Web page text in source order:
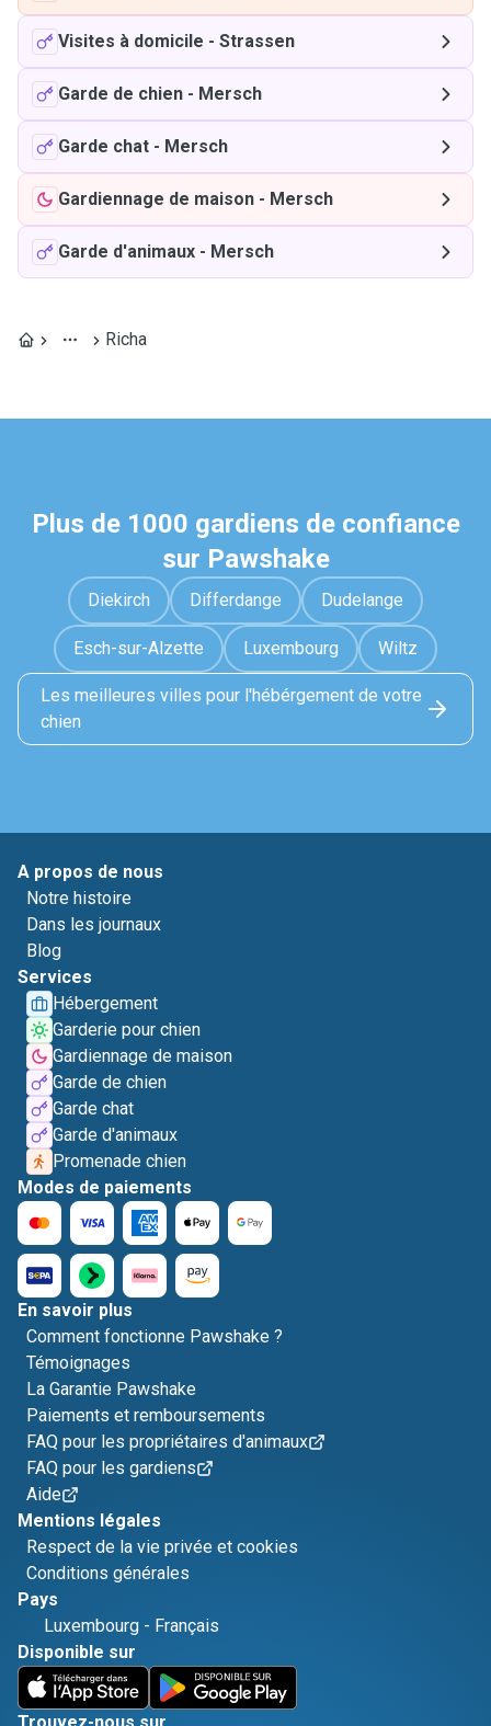
Visites à domicile - Strassen
Garde de chien - Mersch
Garde chat - Mersch
Gardiennage de maison - Mersch
Garde d'animaux - Mersch
Richa
Plus de 1000 gardiens de confiance
sur Pawshake
Diekirch Differdange Dudelange
Esch-sur-Alzette Luxembourg Wiltz
Les meilleures villes pour l'hébérgement de votre
chien
A propos de nous
Notre histoire
Dans les journaux
Blog
Services
Hébergement
Garderie pour chien
Gardiennage de maison
Garde de chien
Garde chat
Garde d'animaux
Promenade chien
Modes de paiements
En savoir plus
Comment fonctionne Pawshake ?
Témoignages
La Garantie Pawshake
Paiements et remboursements
FAQ pour les propriétaires d'animaux
FAQ pour les gardiens
Aide
Mentions légales
Respect de la vie privée et cookies
Conditions générales
Pays
Luxembourg - Français
Disponible sur